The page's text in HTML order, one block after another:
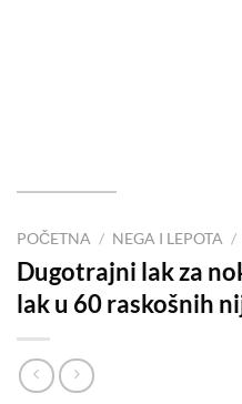
POČETNA / NEGA I LEPOTA /
Dugotrajni lak za
lak u 60 raskošnih